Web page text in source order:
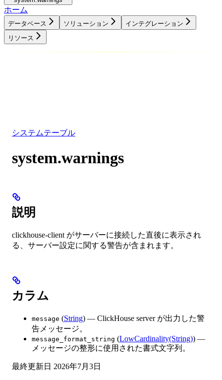
ホーム
データベース ソリューション
インテグレーション
リソース
システムテーブル
system.warnings
説明
clickhouse-client がサーバーに接続した直後に表示され
る、サーバー設定に関する警告が含まれます。
カラム
message (String) — ClickHouse server が出力した警
告メッセージ。
message_format_string (LowCardinality(String)) —
メッセージの整形に使用された書式文字列。
最終更新日 2026年7月3日